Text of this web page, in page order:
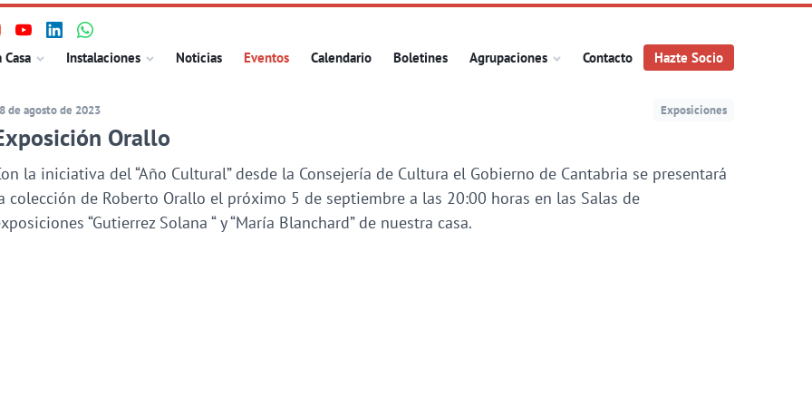
Visita
nuestro
en
Youtube
Visita
nuestro
en
Linkedin
Visita
nuestro
en
WhatsApp
Casa Instalaciones Noticias Eventos Calendario Boletines Agrupaciones Contacto Hazte Socio
de agosto de 2023 Exposiciones
Orallo
la iniciativa del “Año Cultural” desde la Consejería de Cultura el Gobierno de Cantabria se presentará
colección de Roberto Orallo el próximo 5 de septiembre a las 20:00 horas en las Salas de
“Gutierrez Solana “ y “María Blanchard” de nuestra casa.